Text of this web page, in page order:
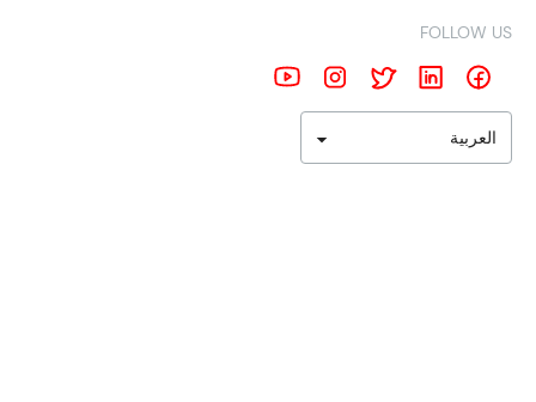
FOLLOW US
العربية